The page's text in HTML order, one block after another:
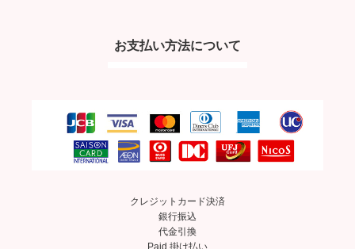
お支払い方法について
クレジットカード決済
銀行振込
代金引換